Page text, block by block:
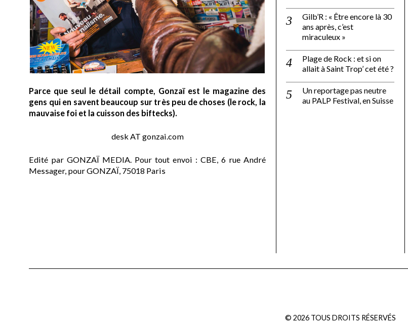
Parce que seul le détail compte, Gonzaï est le magazine des
gens qui en savent beaucoup sur très peu de choses (le rock, la
mauvaise foi et la cuisson des biftecks).
desk AT gonzai.com
Edité par GONZAÏ MEDIA. Pour tout envoi : CBE, 6 rue André
Messager, pour GONZAÏ, 75018 Paris
Gilb’R : « Être encore là 30
ans après, c’est
miraculeux »
Plage de Rock : et si on
allait à Saint Trop’ cet été ?
Un reportage pas neutre
au PALP Festival, en Suisse
© 2026TOUS DROITS RÉSERVÉS